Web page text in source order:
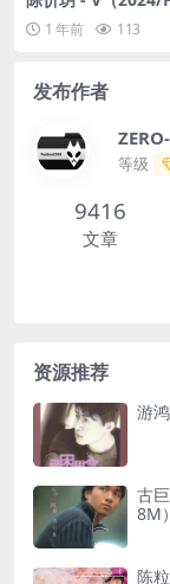
轨/917M）(24bit/
1 年前 113
发布作者
等级
9416
文章
资源推荐
游
古
8M）
陈